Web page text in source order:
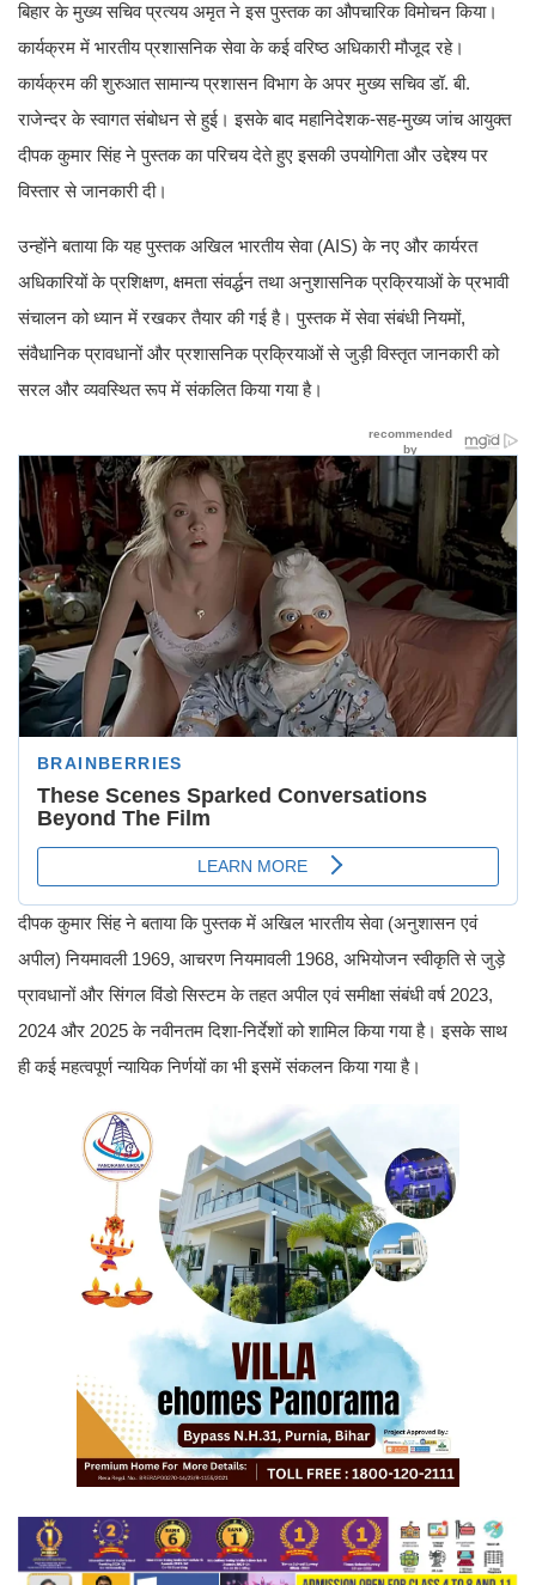
बिहार के मुख्य सचिव प्रत्यय अमृत ने इस पुस्तक का औपचारिक विमोचन किया।
कार्यक्रम में भारतीय प्रशासनिक सेवा के कई वरिष्ठ अधिकारी मौजूद रहे।
कार्यक्रम की शुरुआत सामान्य प्रशासन विभाग के अपर मुख्य सचिव डॉ. बी.
राजेन्दर के स्वागत संबोधन से हुई। इसके बाद महानिदेशक-सह-मुख्य जांच आयुक्त
दीपक कुमार सिंह ने पुस्तक का परिचय देते हुए इसकी उपयोगिता और उद्देश्य पर
विस्तार से जानकारी दी।
उन्होंने बताया कि यह पुस्तक अखिल भारतीय सेवा (AIS) के नए और कार्यरत
अधिकारियों के प्रशिक्षण, क्षमता संवर्द्धन तथा अनुशासनिक प्रक्रियाओं के प्रभावी
संचालन को ध्यान में रखकर तैयार की गई है। पुस्तक में सेवा संबंधी नियमों,
संवैधानिक प्रावधानों और प्रशासनिक प्रक्रियाओं से जुड़ी विस्तृत जानकारी को
सरल और व्यवस्थित रूप में संकलित किया गया है।
दीपक कुमार सिंह ने बताया कि पुस्तक में अखिल भारतीय सेवा (अनुशासन एवं
अपील) नियमावली 1969, आचरण नियमावली 1968, अभियोजन स्वीकृति से जुड़े
प्रावधानों और सिंगल विंडो सिस्टम के तहत अपील एवं समीक्षा संबंधी वर्ष 2023,
2024 और 2025 के नवीनतम दिशा-निर्देशों को शामिल किया गया है। इसके साथ
ही कई महत्वपूर्ण न्यायिक निर्णयों का भी इसमें संकलन किया गया है।